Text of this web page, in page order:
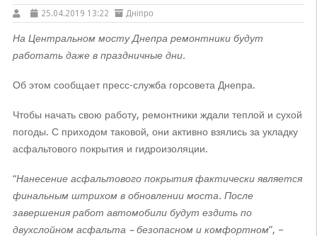
25.04.2019 13:22 Дніпро
На Центральном мосту Днепра ремонтники будут
работать даже в праздничные дни.
Об этом сообщает пресс-служба горсовета Днепра.
Чтобы начать свою работу, ремонтники ждали теплой и сухой
погоды. С приходом таковой, они активно взялись за укладку
асфальтового покрытия и гидроизоляции.
“Нанесение асфальтового покрытия фактически является
финальным штрихом в обновлении моста. После
завершения работ автомобили будут ездить по
двухслойном асфальта – безопасном и комфортном”, –